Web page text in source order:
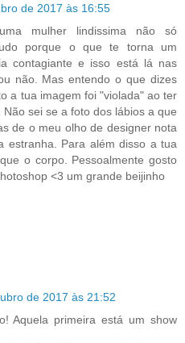
de 2017 às 16:55
mulher lindissima não só
porque o que te torna um
contagiante e isso está lá nas
não. Mas entendo o que dizes
a tua imagem foi "violada" ao ter
sei se a foto dos lábios a que
de o meu olho de designer nota
estranha. Para além disso a tua
o corpo. Pessoalmente gosto
<3 um grande beijinho
de 2017 às 21:52
Aquela primeira está um show